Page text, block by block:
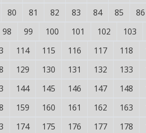
80 81 82 83 84 85 86
98 99 100 101 102 103
114 115 116 117 118
129 130 131 132 133
144 145 146 147 148
159 160 161 162 163
174 175 176 177 178